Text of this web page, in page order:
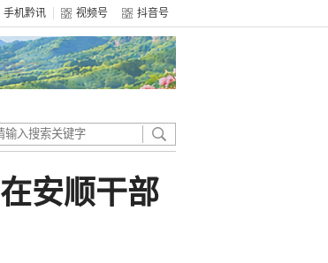
手机黔讯 视频号 抖音号
安顺干部